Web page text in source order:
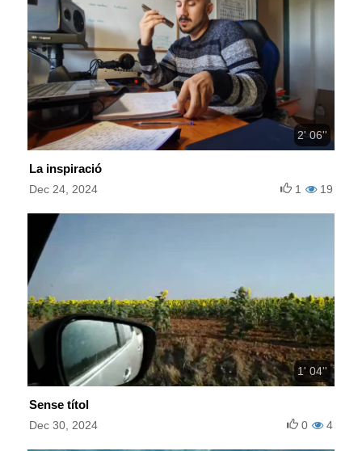
2' 06''
La inspiració
Dec 24, 2024 19
1
1' 04''
Sense títol
Dec 30, 2024 4
0